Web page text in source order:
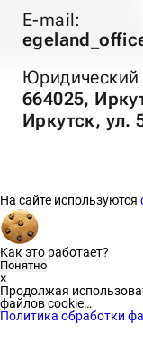
E-mail:
Юридический
664025,
Иркутск, ул.
На сайте используются
Как это работает?
Понятно
×
Продолжая
файлов cookie…
Политика обработки